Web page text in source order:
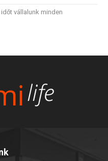
vállalunk minden